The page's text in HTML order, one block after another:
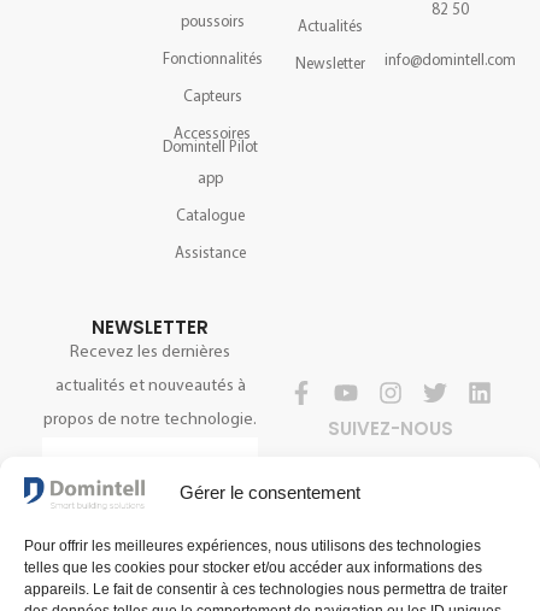
Gérer le consentement
Pour offrir les meilleures expériences, nous utilisons des technologies
telles que les cookies pour stocker et/ou accéder aux informations des
appareils. Le fait de consentir à ces technologies nous permettra de traiter
poussoirs
Fonctionnalités
Capteurs
Accessoires
Domintell Pilot
app
Catalogue
Assistance
Actualités
Newsletter
82 50
info@domintell.com
NEWSLETTER
Recevez les dernières
actualités et nouveautés à
propos de notre technologie.
SUIVEZ-NOUS